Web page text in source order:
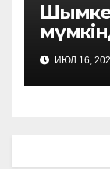
түрде
ИЮЛ 16,